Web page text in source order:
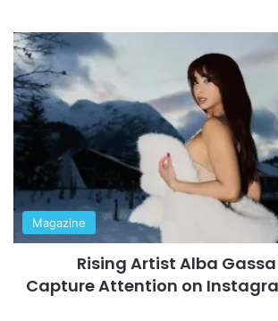
Magazine
Rising Artist Alba
Capture Attention on